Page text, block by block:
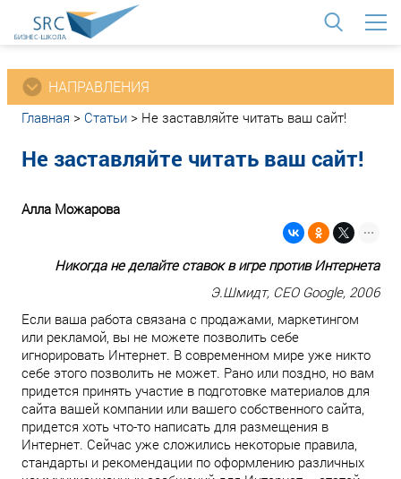
НАПРАВЛЕНИЯ
Главная > Статьи > Не заставляйте читать ваш сайт!
Не заставляйте читать ваш сайт!
Алла Можарова
Никогда не делайте ставок в игре против Интернета
Э.Шмидт, CEO Google, 2006
Если ваша работа связана с продажами, маркетингом
или рекламой, вы не можете позволить себе
игнорировать Интернет. В современном мире уже никто
себе этого позволить не может. Рано или поздно, но вам
придется принять участие в подготовке материалов для
сайта вашей компании или вашего собственного сайта,
придется хоть что-то написать для размещения в
Интернет. Сейчас уже сложились некоторые правила,
стандарты и рекомендации по оформлению различных